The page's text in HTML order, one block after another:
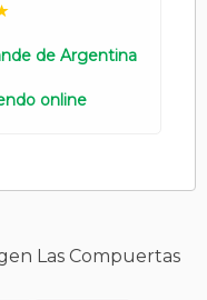
de Argentina
online
Las Compuertas